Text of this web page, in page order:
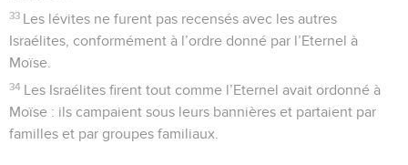
33 Les lévites ne furent pas recensés avec les autres
Israélites, conformément à l’ordre donné par l’Eternel à
Moïse.
34 Les Israélites firent tout comme l’Eternel avait ordonné à
Moïse : ils campaient sous leurs bannières et partaient par
familles et par groupes familiaux.